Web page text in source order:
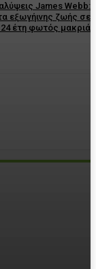
James Webb:
εξωγήινης ζωής σε
έτη φωτός μακριά